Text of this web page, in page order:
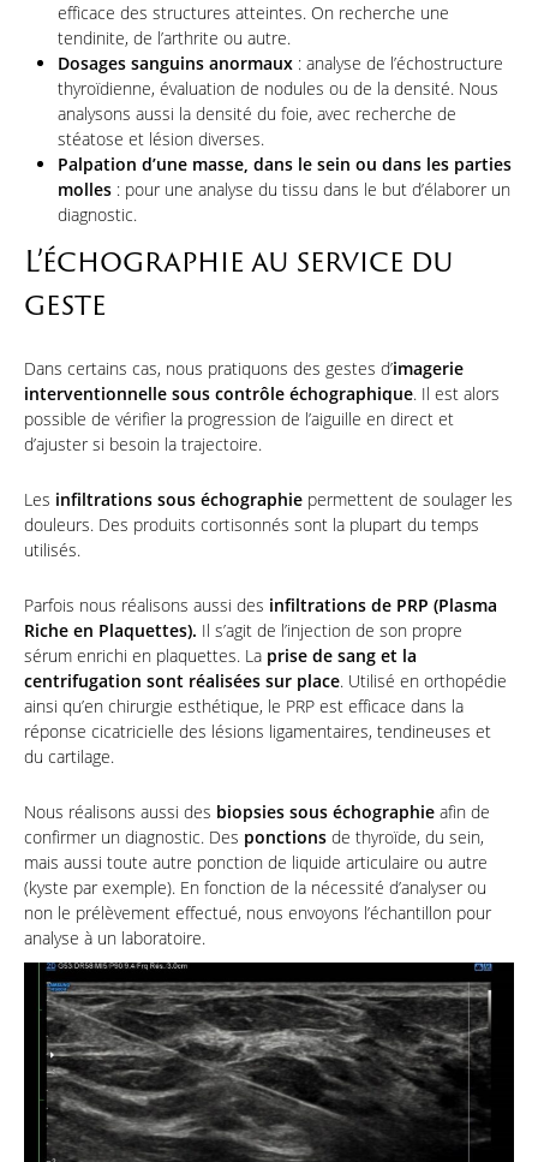
efficace des structures atteintes. On recherche une
tendinite, de l’arthrite ou autre.
Dosages sanguins anormaux : analyse de l’échostructure
thyroïdienne, évaluation de nodules ou de la densité. Nous
analysons aussi la densité du foie, avec recherche de
stéatose et lésion diverses.
Palpation d’une masse, dans le sein ou dans les parties
molles : pour une analyse du tissu dans le but d’élaborer un
diagnostic.
L’échographie au service du
geste
Dans certains cas, nous pratiquons des gestes d’imagerie
interventionnelle sous contrôle échographique. Il est alors
possible de vérifier la progression de l’aiguille en direct et
d’ajuster si besoin la trajectoire.
Les infiltrations sous échographie permettent de soulager les
douleurs. Des produits cortisonnés sont la plupart du temps
utilisés.
Parfois nous réalisons aussi des infiltrations de PRP (Plasma
Riche en Plaquettes). Il s’agit de l’injection de son propre
sérum enrichi en plaquettes. La prise de sang et la
centrifugation sont réalisées sur place. Utilisé en orthopédie
ainsi qu’en chirurgie esthétique, le PRP est efficace dans la
réponse cicatricielle des lésions ligamentaires, tendineuses et
du cartilage.
Nous réalisons aussi des biopsies sous échographie afin de
confirmer un diagnostic. Des ponctions de thyroïde, du sein,
mais aussi toute autre ponction de liquide articulaire ou autre
(kyste par exemple). En fonction de la nécessité d’analyser ou
non le prélèvement effectué, nous envoyons l’échantillon pour
analyse à un laboratoire.